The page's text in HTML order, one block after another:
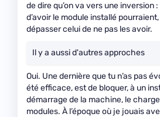
de dire qu’on va vers une inversion
d’avoir le module installé
dépasser celui de ne pas les avoir.
Il y a aussi d'autres approches
Oui. Une dernière que tu n’as pas
été efficace, est de bloquer, à un
démarrage de la machine, le
modules. À l’époque où je jouais